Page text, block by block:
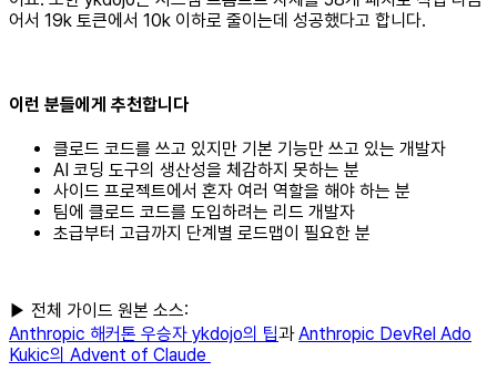
어서 19k 토큰에서 10k 이하로 줄이는데 성공했다고 합니다.
이런 분들에게 추천합니다
클로드 코드를 쓰고 있지만 기본 기능만 쓰고 있는 개발자
AI 코딩 도구의 생산성을 체감하지 못하는 분
사이드 프로젝트에서 혼자 여러 역할을 해야 하는 분
팀에 클로드 코드를 도입하려는 리드 개발자
초급부터 고급까지 단계별 로드맵이 필요한 분
▶ 전체 가이드 원본 소스:
Anthropic 해커톤 우승자 ykdojo의 팁과Anthropic DevRel Ado
Kukic의 Advent of Claude